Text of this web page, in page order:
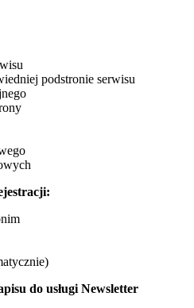
podstronie serwisu
do usługi Newsletter